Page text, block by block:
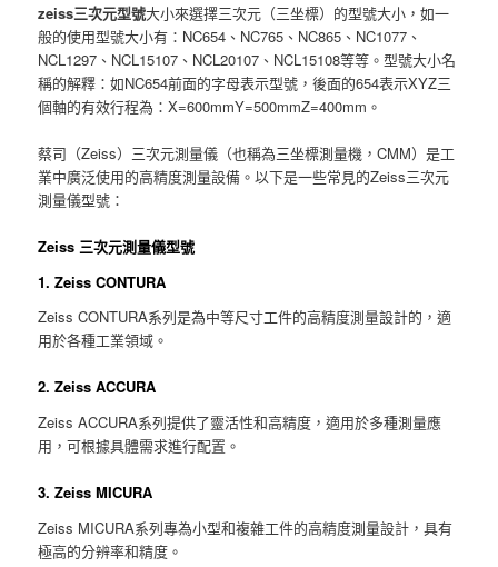
zeiss三次元型號大小來選擇三次元（三坐標）的型號大小，如一
般的使用型號大小有：NC654、NC765、NC865、NC1077、
NCL1297、NCL15107、NCL20107、NCL15108等等。型號大小名
稱的解釋：如NC654前面的字母表示型號，後面的654表示XYZ三
個軸的有效行程為：X=600mmY=500mmZ=400mm。
蔡司（Zeiss）三次元測量儀（也稱為三坐標測量機，CMM）是工
業中廣泛使用的高精度測量設備。以下是一些常見的Zeiss三次元
測量儀型號：
Zeiss 三次元測量儀型號
1. Zeiss CONTURA
Zeiss CONTURA系列是為中等尺寸工件的高精度測量設計的，適
用於各種工業領域。
2. Zeiss ACCURA
Zeiss ACCURA系列提供了靈活性和高精度，適用於多種測量應
用，可根據具體需求進行配置。
3. Zeiss MICURA
Zeiss MICURA系列專為小型和複雜工件的高精度測量設計，具有
極高的分辨率和精度。